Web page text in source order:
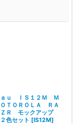
ａｕ ＩＳ１２Ｍ Ｍ
ＯＴＯＲＯＬＡ ＲＡ
ＺＲ モックアップ
２色セット [IS12M]